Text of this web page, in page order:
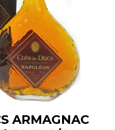
ARMAGNAC